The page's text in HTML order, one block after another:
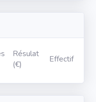
Résulat
(€)
Effectif